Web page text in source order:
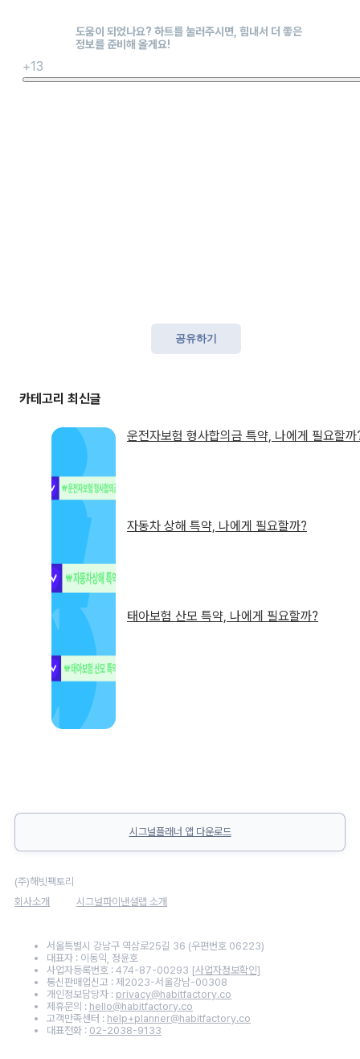
+13
공유하기
운전자보험 형사합의금 특약, 나에게 필요할까
자동차 상해 특약, 나에게 필요할까?
태아보험 산모 특약, 나에게 필요할까?
시그널플래너 앱 다운로드
(주)해빗팩토리
회사소개
시그널파이낸셜랩 소개
서울특별시 강남구 역삼로25길 36 (우편번호 06223)
대표자 : 이동익, 정윤호
사업자등록번호 : 474-87-00293 [사업자정보확인]
통신판매업신고 : 제2023-서울강남-00308
개인정보담당자 : privacy@habitfactory.co
제휴문의 : hello@habitfactory.co
고객만족센터 : help+planner@habitfactory.co
대표전화 : 02-2038-9133